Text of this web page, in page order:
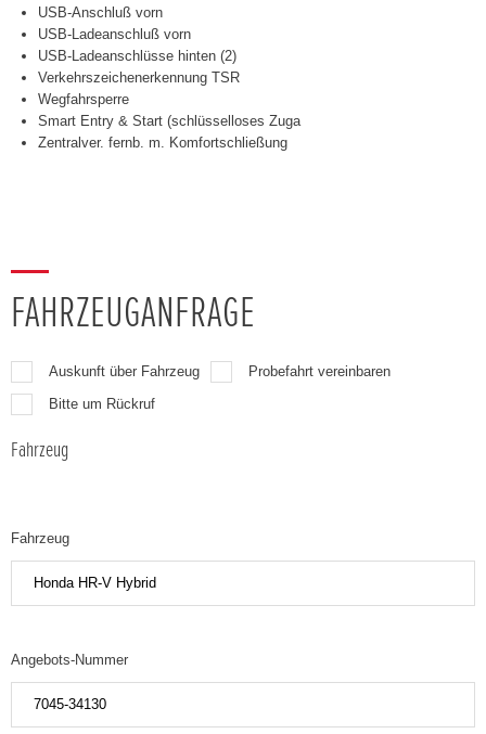
USB-Anschluß vorn
USB-Ladeanschluß vorn
USB-Ladeanschlüsse hinten (2)
Verkehrszeichenerkennung TSR
Wegfahrsperre
Smart Entry & Start (schlüsselloses Zuga
Zentralver. fernb. m. Komfortschließung
FAHRZEUGANFRAGE
Auskunft über Fahrzeug
Probefahrt vereinbaren
Bitte um Rückruf
Fahrzeug
Fahrzeug
Angebots-Nummer